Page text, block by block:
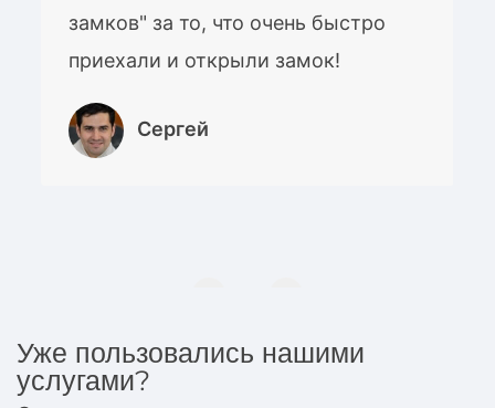
замков" за то, что очень быстро
приехали и открыли замок!
Сергей
Уже пользовались нашими
услугами?